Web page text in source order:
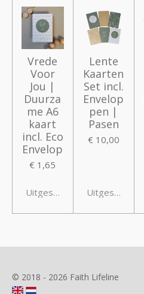
Vrede
Voor
Jou |
Duurza
me A6
kaart
incl. Eco
Envelop
€ 1,65
Uitgeschakeld
Lente
Kaarten
Set incl.
Envelop
pen |
Pasen
€ 10,00
Uitgeschakeld
© 2018 - 2026 Faith Lifeline